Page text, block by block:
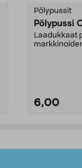
Pölypussit
Pölypussi
Laadukkaat
6,00